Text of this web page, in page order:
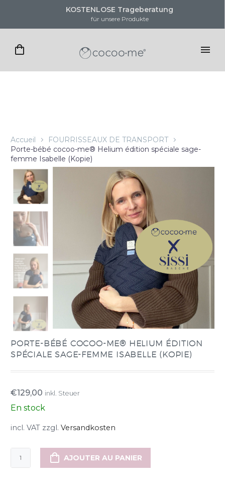
KOSTENLOSE Trageberatung
für unsere Produkte
Accueil
FOURRISSEAUX DE TRANSPORT
Porte-bébé cocoo-me® Helium édition spéciale sage-
femme Isabelle (Kopie)
PORTE-BÉBÉ COCOO-ME® HELIUM ÉDITION
SPÉCIALE SAGE-FEMME ISABELLE (KOPIE)
€129,00 inkl. Steuer
En stock
incl. VAT zzgl. Versandkosten
quantité
de
AJOUTER AU PANIER